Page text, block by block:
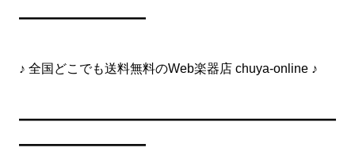
━━━━━━━━━━
♪ 全国どこでも送料無料のWeb楽器店 chuya-online ♪
━━━━━━━━━━━━━━━━━━━━━━━━━
━━━━━━━━━━